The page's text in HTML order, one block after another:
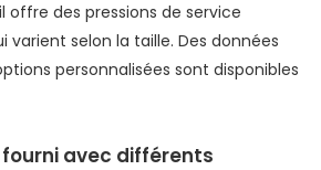
offre des pressions de service
varient selon la taille. Des données
personnalisées sont disponibles
fourni avec différents